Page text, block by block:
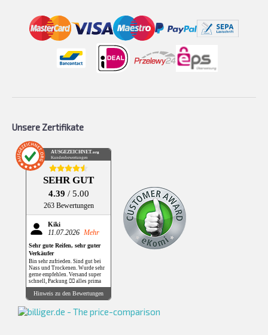
Unsere Zertifikate
AUSGEZEICHNET .org
Kundenbewertungen
SEHR GUT
4.39 / 5.00
263 Bewertungen
Kiki
11.07.2026 Mehr
Sehr gute Reifen, sehr guter
Verkäufer
Bin sehr zufrieden. Sind gut bei
Nass und Trockenen. Wurde sehr
gerne empfehlen. Versand super
schnell, Packung 👌🏻 alles prima
Hinweis zu den Bewertungen